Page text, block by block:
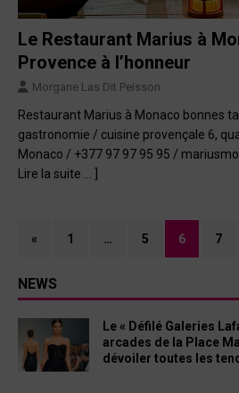
Le Restaurant Marius à
Provence à l’honneur
Morgane Las Dit Peisson
Restaurant Marius à Monaco bonnes
gastronomie / cuisine provençale 6,
Monaco / +377 97 97 95 95 /
Lire la suite … ]
« 1 … 5 6 7
NEWS
Le « Défilé Galeries
arcades de la Place
dévoiler toutes les